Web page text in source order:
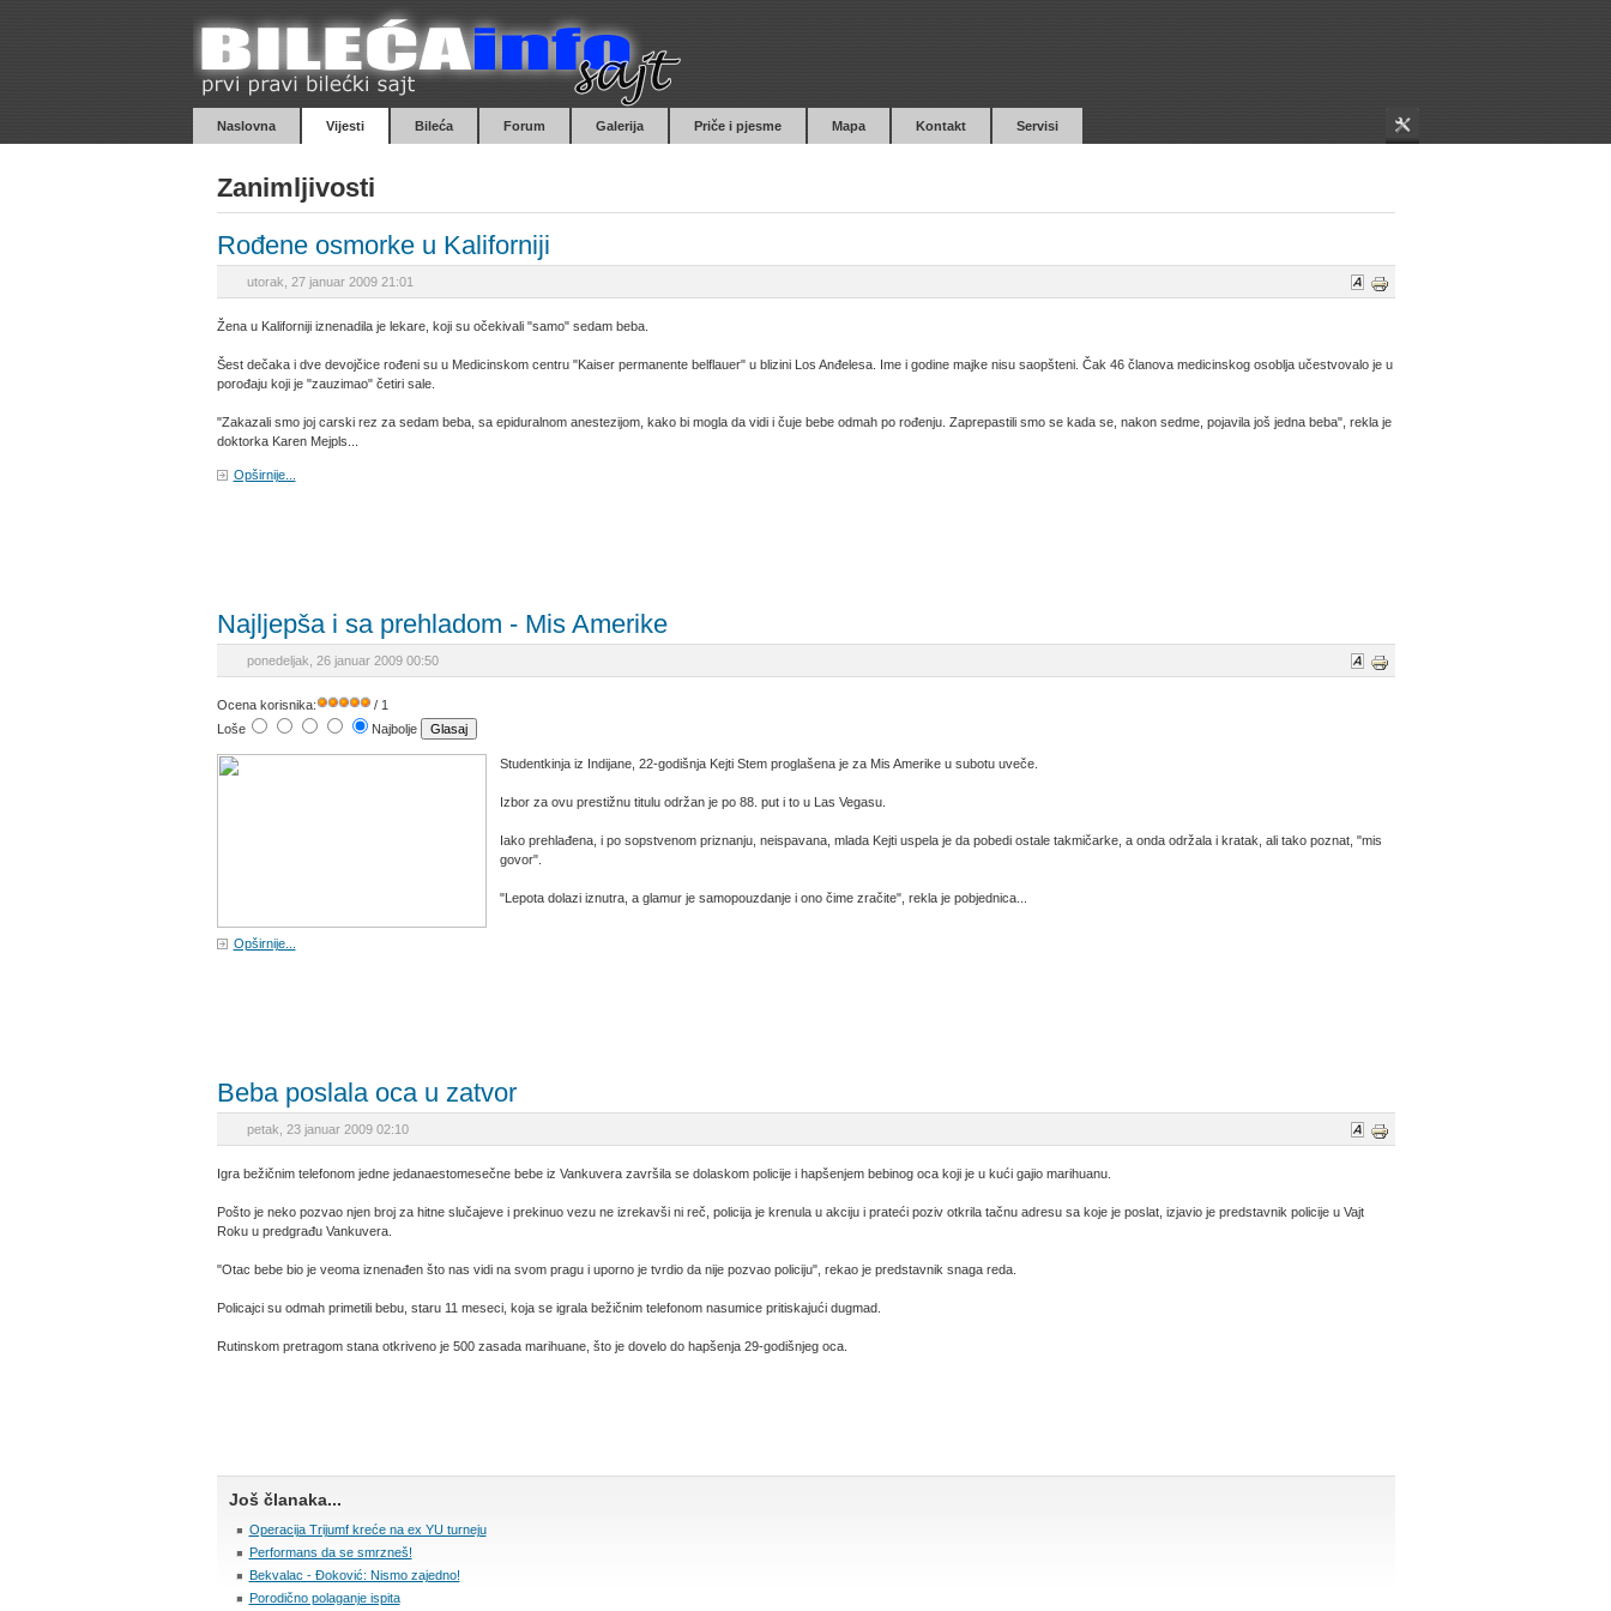
Naslovna Vijesti Bileća Forum Galerija Priče i pjesme Mapa Kontakt Servisi
Zanimljivosti
Rođene osmorke u Kaliforniji
utorak, 27 januar 2009 21:01
Žena u Kaliforniji iznenadila je lekare, koji su očekivali "samo" sedam beba.
Šest dečaka i dve devojčice rođeni su u Medicinskom centru "Kaiser permanente belflauer" u blizini Los Anđelesa. Ime i godine majke nisu saopšteni. Čak 46 članova medicinskog osoblja učestvovalo je u
porođaju koji je "zauzimao" četiri sale.
"Zakazali smo joj carski rez za sedam beba, sa epiduralnom anestezijom, kako bi mogla da vidi i čuje bebe odmah po rođenju. Zaprepastili smo se kada se, nakon sedme, pojavila još jedna beba", rekla je
doktorka Karen Mejpls...
Opširnije...
Najljepša i sa prehladom - Mis Amerike
ponedeljak, 26 januar 2009 00:50
Ocena korisnika:
/ 1
Loše
Najbolje
Studentkinja iz Indijane, 22-godišnja Kejti Stem proglašena je za Mis Amerike u subotu uveče.
Izbor za ovu prestižnu titulu održan je po 88. put i to u Las Vegasu.
Iako prehlađena, i po sopstvenom priznanju, neispavana, mlada Kejti uspela je da pobedi ostale takmičarke, a onda održala i kratak, ali tako poznat, "mis
govor".
"Lepota dolazi iznutra, a glamur je samopouzdanje i ono čime zračite", rekla je pobjednica...
Opširnije...
Beba poslala oca u zatvor
petak, 23 januar 2009 02:10
Igra bežičnim telefonom jedne jedanaestomesečne bebe iz Vankuvera završila se dolaskom policije i hapšenjem bebinog oca koji je u kući gajio marihuanu.
Pošto je neko pozvao njen broj za hitne slučajeve i prekinuo vezu ne izrekavši ni reč, policija je krenula u akciju i prateći poziv otkrila tačnu adresu sa koje je poslat, izjavio je predstavnik policije u Vajt
Roku u predgrađu Vankuvera.
"Otac bebe bio je veoma iznenađen što nas vidi na svom pragu i uporno je tvrdio da nije pozvao policiju", rekao je predstavnik snaga reda.
Policajci su odmah primetili bebu, staru 11 meseci, koja se igrala bežičnim telefonom nasumice pritiskajući dugmad.
Rutinskom pretragom stana otkriveno je 500 zasada marihuane, što je dovelo do hapšenja 29-godišnjeg oca.
Još članaka...
Operacija Trijumf kreće na ex YU turneju
Performans da se smrzneš!
Bekvalac - Đoković: Nismo zajedno!
Porodično polaganje ispita